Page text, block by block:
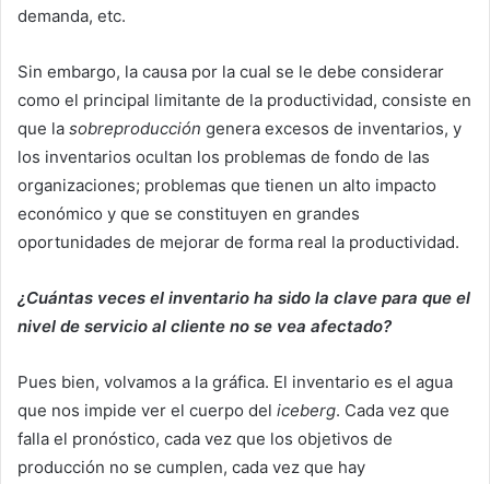
demanda, etc.
Sin embargo, la causa por la cual se le debe considerar
como el principal limitante de la productividad, consiste en
que la sobreproducción genera excesos de inventarios, y
los inventarios ocultan los problemas de fondo de las
organizaciones; problemas que tienen un alto impacto
económico y que se constituyen en grandes
oportunidades de mejorar de forma real la productividad.
¿Cuántas veces el inventario ha sido la clave para que el
nivel de servicio al cliente no se vea afectado?
Pues bien, volvamos a la gráfica. El inventario es el agua
que nos impide ver el cuerpo del iceberg. Cada vez que
falla el pronóstico, cada vez que los objetivos de
producción no se cumplen, cada vez que hay